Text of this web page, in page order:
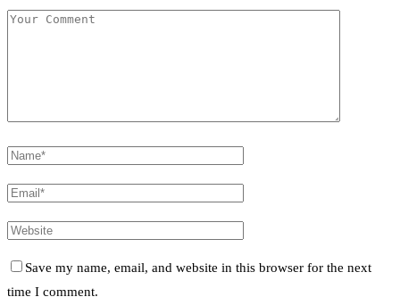
Save my name, email, and website in this browser for the next
time I comment.